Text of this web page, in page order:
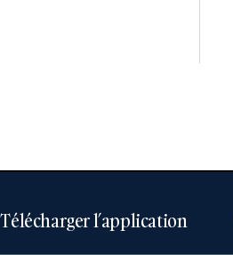
Télécharger l’application